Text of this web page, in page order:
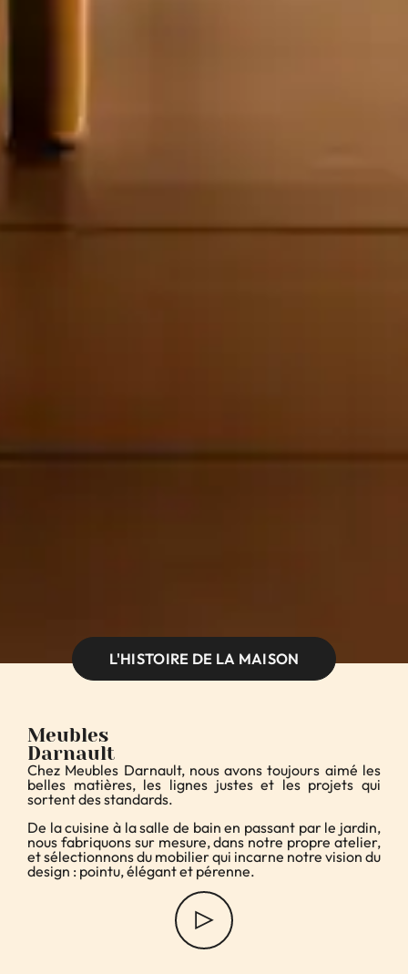
Meubles
Darnault
Chez Meubles Darnault, nous avons toujours aimé les
belles matières, les lignes justes et les projets qui
nous fabriquons sur mesure, dans notre propre atelier,
et sélectionnons du mobilier qui incarne notre vision du
design : pointu, élégant et pérenne.